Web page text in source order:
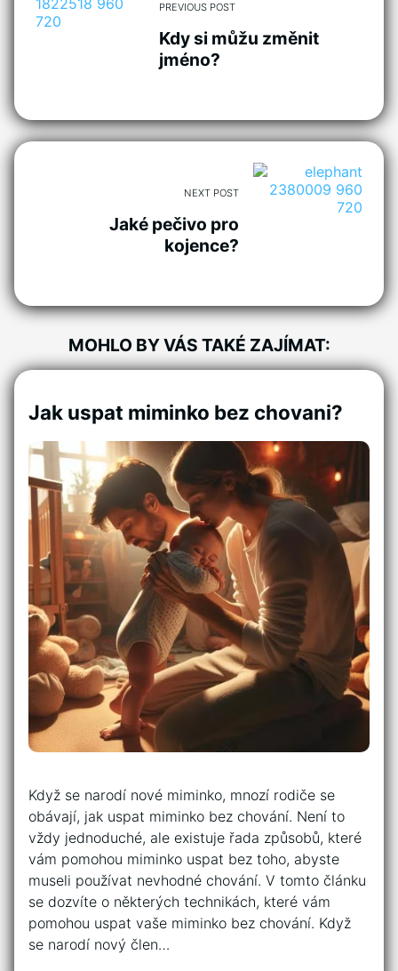
PREVIOUS POST
Kdy si můžu změnit
jméno?
NEXT POST
Jaké pečivo pro
kojence?
MOHLO BY VÁS TAKÉ ZAJÍMAT:
Jak uspat miminko bez chovani?
Když se narodí nové miminko, mnozí rodiče se
obávají, jak uspat miminko bez chování. Není to
vždy jednoduché, ale existuje řada způsobů, které
vám pomohou miminko uspat bez toho, abyste
museli používat nevhodné chování. V tomto článku
se dozvíte o některých technikách, které vám
pomohou uspat vaše miminko bez chování. Když
se narodí nový člen…